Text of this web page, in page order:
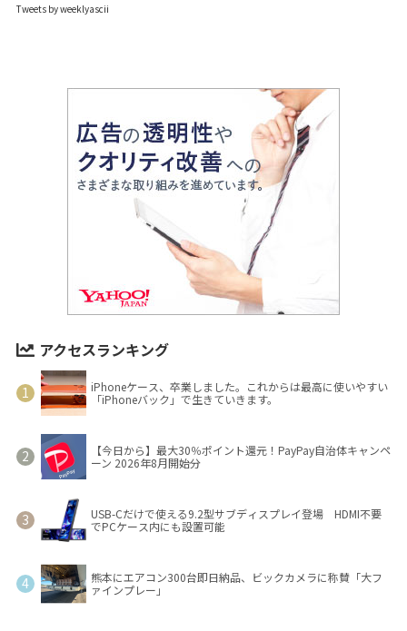
Tweets by weeklyascii
アクセスランキング
iPhoneケース、卒業しました。これからは最高に使いやすい
「iPhoneバック」で生きていきます。
【今日から】最大30％ポイント還元！PayPay自治体キャンペ
ーン 2026年8月開始分
USB-Cだけで使える9.2型サブディスプレイ登場 HDMI不要
でPCケース内にも設置可能
熊本にエアコン300台即日納品、ビックカメラに称賛「大フ
ァインプレー」